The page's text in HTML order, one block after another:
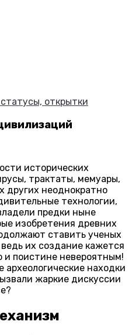
исторических
трактаты, мемуары,
других неоднократно
технологии,
предки ныне
изобретения древних
ставить ученых
их создание кажется
и поистине невероятным!
находки
жаркие дискуссии